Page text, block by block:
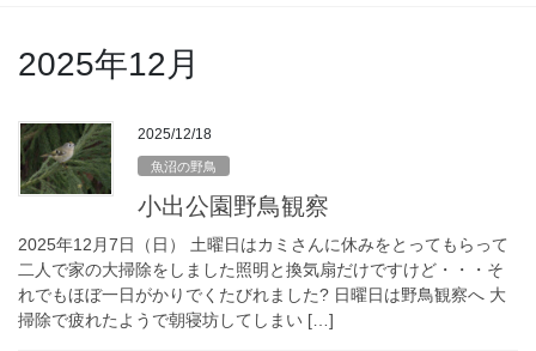
2025年12月
2025/12/18
魚沼の野鳥
小出公園野鳥観察
2025年12月7日（日） 土曜日はカミさんに休みをとってもらって
二人で家の大掃除をしました照明と換気扇だけですけど・・・そ
れでもほぼ一日がかりでくたびれました? 日曜日は野鳥観察へ 大
掃除で疲れたようで朝寝坊してしまい […]